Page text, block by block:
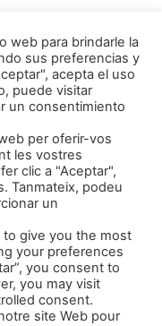
(1)
web para brindarle la
sus preferencias y
acepta el uso
puede visitar
un consentimiento
per oferir-vos
les vostres
clic a "Aceptar",
Tanmateix, podeu
un
give you the most
your preferences
you consent to
you may visit
consent.
site Web pour